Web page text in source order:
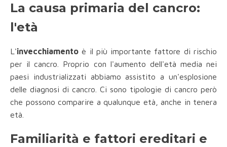
La causa primaria del cancro:
l'età
L'invecchiamento è il più importante fattore di rischio
per il cancro. Proprio con l'aumento dell'età media nei
paesi industrializzati abbiamo assistito a un'esplosione
delle diagnosi di cancro. Ci sono tipologie di cancro però
che possono comparire a qualunque età, anche in tenera
età.
Familiarità e fattori ereditari e